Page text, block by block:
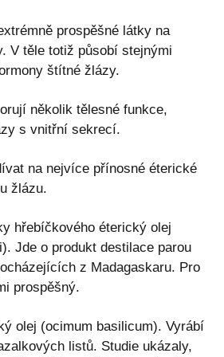
prospěšné látky na
V těle totiž působí stejnými
štítné žlázy.
několik tělesné funkce,
s vnitřní sekrecí.
na nejvíce přínosné éterické
žlázu.
hřebíčkového éterický olej
Jde o produkt destilace parou
z Madagaskaru. Pro
prospěšný.
olej (ocimum basilicum). Vyrábí
listů. Studie ukázaly,